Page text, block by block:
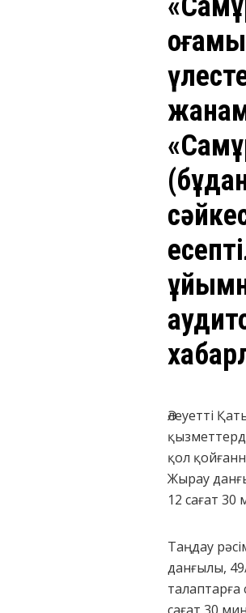
Әлеуетті
қол
Жырау
12 сағат 30
Таңдау
данғылы,
талаптарға